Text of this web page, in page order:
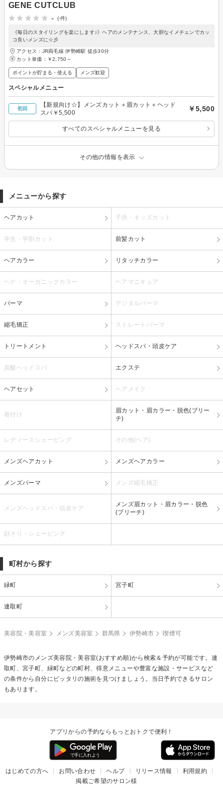
GENE CUTCLUB
-
(-件)
《毎日のスタイリングを楽にします♪》ヘアのメンテナンス、大胆なイメチェンでカッ
コ良いメンズに☆彡
アクセス：JR両毛線 伊勢崎駅 徒歩30分
カット単価： ￥2,750～
ポイントが貯まる・使える メンズ歓迎
スペシャルメニュー
初回
【新規向け☆】メンズカット＋眉カット＋ヘッド
スパ￥5,500
￥5,500
すべてのスペシャルメニューを見る
その他の情報を表示
メニューから探す
ヘアカット 子供・キッズカット
学生・学割カット 前髪カット
ヘアカラー リタッチカラー
ヘナ・オーガニックカラー ヘアマニキュア
パーマ デジタルパーマ
縮毛矯正 ストレートパーマ
トリートメント ヘッドスパ・頭皮ケア
炭酸ヘッドスパ エクステ
ヘアセット ヘアメイク
着付け
眉カット・眉カラー・脱色(ブリー
チ)
レディースシェービング その他(ヘア)
メンズヘアカット メンズヘアカラー
メンズパーマ メンズ縮毛矯正
メンズヘッドスパ・頭皮ケア
メンズ眉カット・眉カラー・脱色
(ブリーチ)
顔そり・シェービング
町村から探す
緑町 宮子町
連取町
美容院・美容室 メンズ美容室 群馬県 伊勢崎市 喫煙可
伊勢崎市のメンズ美容院・美容室(おすすめ順)から検索＆予約が可能です。連
取町、宮子町、緑町などの町村、得意メニューや豊富な施設・サービスなど
の条件から自分にピッタリの施術を見つけましょう。当日予約できるサロン
もあります。
アプリからの予約ならもっとおトクで便利！
はじめての方へ お問い合わせ ヘルプ リリース情報
利用規約
掲載ご希望のサロン様